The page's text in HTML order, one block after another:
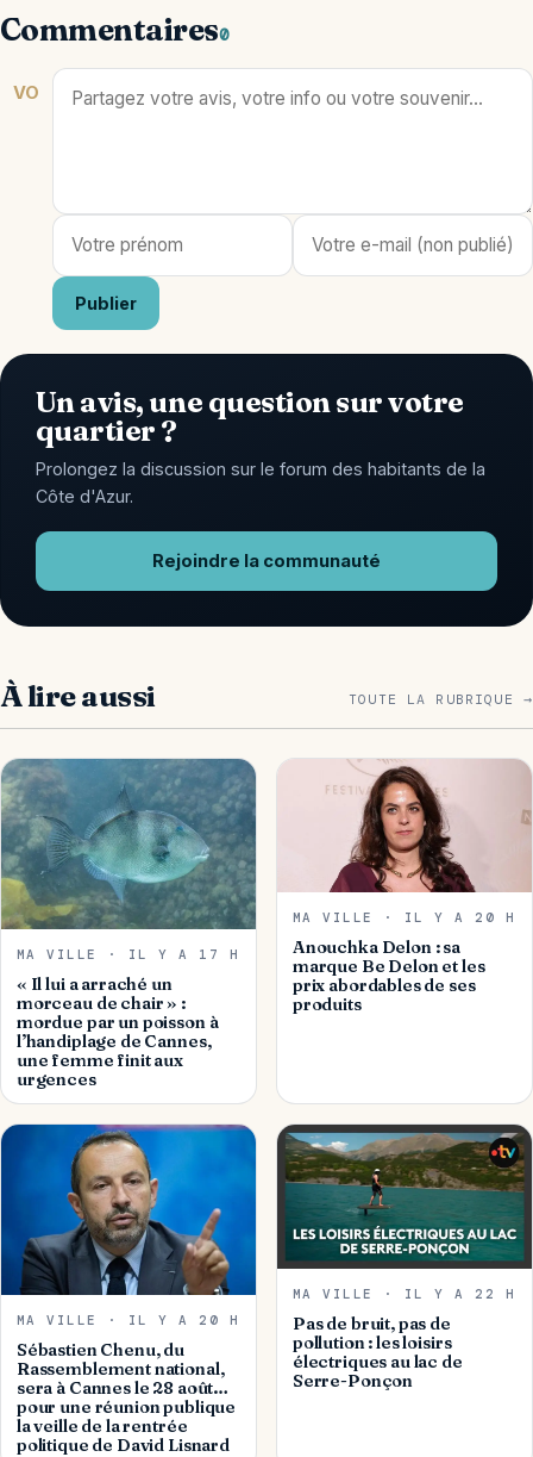
Commentaires0
VO
Publier
Un avis, une question sur votre
quartier ?
Prolongez la discussion sur le forum des habitants de la
Côte d'Azur.
Rejoindre la communauté
À lire aussi TOUTE LA RUBRIQUE →
MA VILLE · IL Y A 17 H
« Il lui a arraché un
morceau de chair » :
mordue par un poisson à
l’handiplage de Cannes,
une femme finit aux
urgences
MA VILLE · IL Y A 20 H
Anouchka Delon : sa
marque Be Delon et les
prix abordables de ses
produits
MA VILLE · IL Y A 20 H
Sébastien Chenu, du
Rassemblement national,
sera à Cannes le 28 août…
pour une réunion publique
la veille de la rentrée
politique de David Lisnard
MA VILLE · IL Y A 22 H
Pas de bruit, pas de
pollution : les loisirs
électriques au lac de
Serre-Ponçon